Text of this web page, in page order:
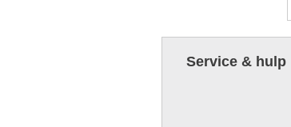
Service & hulp